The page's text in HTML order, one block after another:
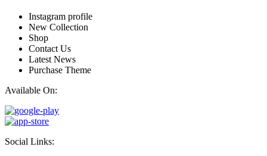
Instagram profile
New Collection
Shop
Contact Us
Latest News
Purchase Theme
Available On:
Social Links: